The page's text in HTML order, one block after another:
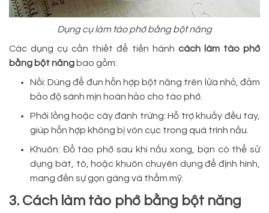
Dụng cụ làm tào phớ bằng bột năng
Các dụng cụ cần thiết để tiến hành cách làm tào phớ
bằng bột năngbao gồm:
Nồi: Dùng để đun hỗn hợp bột năng trên lửa nhỏ, đảm
bảo độ sánh mịn hoàn hảo cho tào phớ.
Phới lồng hoặc cây đánh trứng: Hỗ trợ khuấy đều tay,
giúp hỗn hợp không bị vón cục trong quá trình nấu.
Khuôn: Đổ tào phớ sau khi nấu xong, bạn có thể sử
dụng bát, tô, hoặc khuôn chuyên dụng để định hình,
mang đến sự gọn gàng và thẩm mỹ.
3. Cách làm tào phớ bằng bột năng